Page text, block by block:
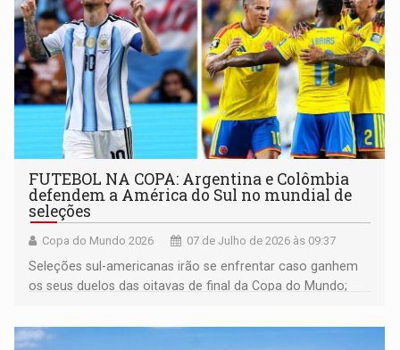
FUTEBOL NA COPA: Argentina e Colômbia
defendem a América do Sul no mundial de
seleções
Copa do Mundo 2026 07 de Julho de 2026 às 09:37
Seleções sul-americanas irão se enfrentar caso ganhem
os seus duelos das oitavas de final da Copa do Mundo;